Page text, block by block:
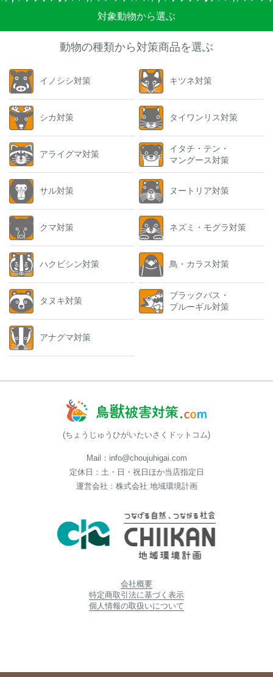
対象動物から選ぶ
動物の種類から対策商品を選ぶ
イノシシ対策
シカ対策
アライグマ対策
サル対策
クマ対策
ハクビシン対策
タヌキ対策
アナグマ対策
キツネ対策
タイワンリス対策
イタチ・テン・
マングース対策
ヌートリア対策
ネズミ・モグラ対策
鳥・カラス対策
ブラックバス・
ブルーギル対策
(ちょうじゅうひがいたいさくドットコム)
Mail：info@choujuhigai.com
定休日：土・日・祝日ほか当店指定日
運営会社：株式会社 地域環境計画
会社概要
特定商取引法に基づく表示
個人情報の取扱いについて